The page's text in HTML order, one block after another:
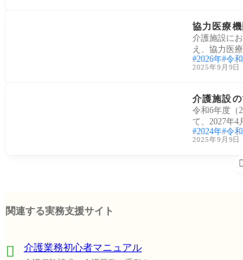
協力医療
介護施設に
え、協力医
2026年 令
2025年9月9日
介護施設
令和6年度（
て、2027年4
2024年 令
2025年9月9日

関連する実務支援サイト
介護業務初心者マニュアル